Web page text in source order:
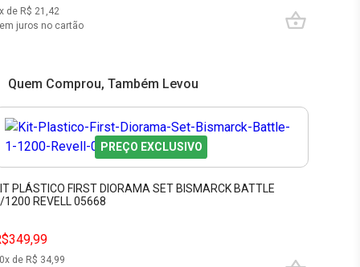
x de R$ 21,42
juros no cartão
Quem Comprou, Também Levou
PREÇO EXCLUSIVO
PLÁSTICO FIRST DIORAMA SET BISMARCK BATTLE
1200 REVELL 05668
x de R$ 34,99